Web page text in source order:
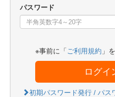
パスワード
※事前に「 ご利用規約 」
ログイ
初期パスワード発行 / パス